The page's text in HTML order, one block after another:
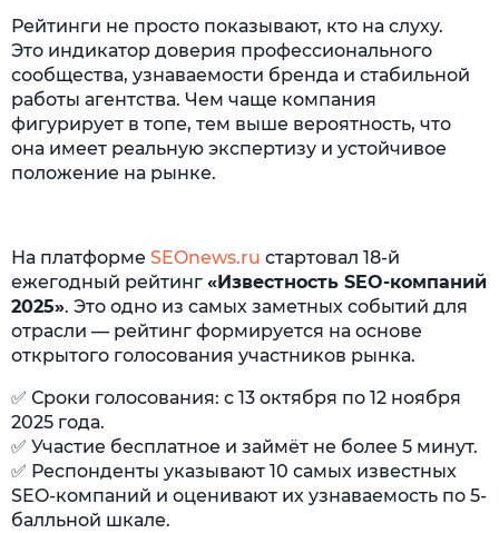
Рейтинги не просто показывают, кто на слуху.
Это индикатор доверия профессионального
сообщества, узнаваемости бренда и стабильной
работы агентства. Чем чаще компания
фигурирует в топе, тем выше вероятность, что
она имеет реальную экспертизу и устойчивое
положение на рынке.
На платформе SEOnews.ru стартовал 18-й
ежегодный рейтинг « Известность SEO-компаний
2025». Это одно из самых заметных событий для
отрасли — рейтинг формируется на основе
открытого голосования участников рынка.
✅ Сроки голосования: с 13 октября по 12 ноября
2025 года.
✅ Участие бесплатное и займёт не более 5 минут.
✅ Респонденты указывают 10 самых известных
SEO-компаний и оценивают их узнаваемость по 5-
балльной шкале.